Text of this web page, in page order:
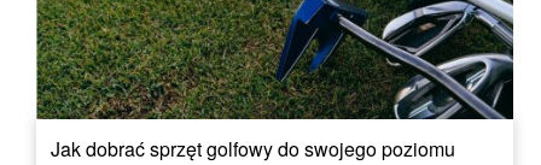
Jak dobrać sprzęt golfowy do swojego poziomu